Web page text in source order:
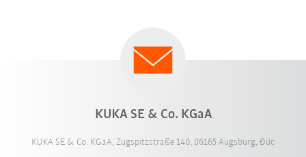
KUKA SE & Co. KGaA
KUKA SE & Co. KGaA, Zugspitzstraße 140, 86165 Augsburg, Đức